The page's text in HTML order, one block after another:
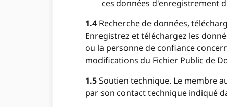
ces données d'enregistrement
1.4 Recherche de données,
Enregistrez et téléchargez les
ou la personne de confiance
modifications du Fichier Public de
1.5Soutien technique. Le membre
par son contact technique indiqué